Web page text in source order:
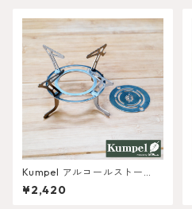
Kumpel アルコールストー
ブ・固形燃料コンロ ごとくさ
ん
¥2,420